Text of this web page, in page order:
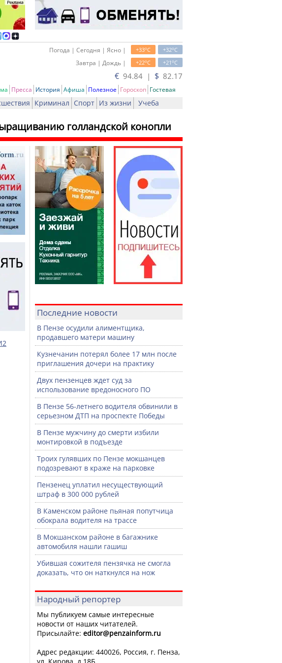
+32oC
+33oC
Погода | Сегодня | Ясно |
+21oC
+22oC
Завтра | Дождь |
€ 94.84 | $ 82.17
Пресса История Афиша Полезное Гороскоп Гостевая
Криминал Спорт Из жизни Учеба
голландской конопли
Печать
Последние новости
В Пензе осудили алиментщика,
продавшего матери машину
Кузнечанин потерял более 17 млн после
приглашения дочери на практику
Двух пензенцев ждет суд за
использование вредоносного ПО
В Пензе 56-летнего водителя обвинили в
серьезном ДТП на проспекте Победы
В Пензе мужчину до смерти избили
монтировкой в подъезде
Троих гулявших по Пензе мокшанцев
подозревают в краже на парковке
Пензенец уплатил несуществующий
штраф в 300 000 рублей
В Каменском районе пьяная попутчица
обокрала водителя на трассе
В Мокшанском районе в багажнике
автомобиля нашли гашиш
Убившая сожителя пензячка не смогла
доказать, что он наткнулся на нож
Народный репортер
Мы публикуем самые интересные
новости от наших читателей.
Присылайте: editor@penzainform.ru
Адрес редакции: 440026, Россия, г. Пенза,